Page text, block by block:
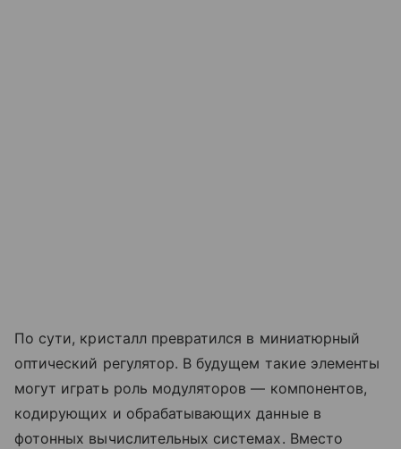
По сути, кристалл превратился в миниатюрный
оптический регулятор. В будущем такие элементы
могут играть роль модуляторов — компонентов,
кодирующих и обрабатывающих данные в
фотонных вычислительных системах. Вместо